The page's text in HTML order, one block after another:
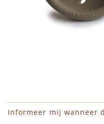
Ga naar het begin van
Informeer mij wanneer